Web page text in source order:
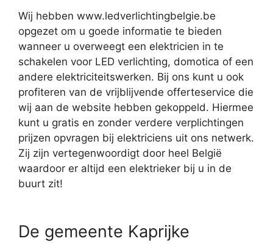
Wij hebben www.ledverlichtingbelgie.be
opgezet om u goede informatie te bieden
wanneer u overweegt een elektricien in te
schakelen voor LED verlichting, domotica of een
andere elektriciteitswerken. Bij ons kunt u ook
profiteren van de vrijblijvende offerteservice die
wij aan de website hebben gekoppeld. Hiermee
kunt u gratis en zonder verdere verplichtingen
prijzen opvragen bij elektriciens uit ons netwerk.
Zij zijn vertegenwoordigt door heel België
waardoor er altijd een elektrieker bij u in de
buurt zit!
De gemeente Kaprijke